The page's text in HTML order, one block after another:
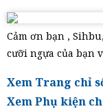
Cảm ơn bạn ,
cưỡi ngựa của bạn
Xem Trang chỉ
Xem Phụ kiện